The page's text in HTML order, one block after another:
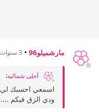
مارشميلو96 • 3 سنوات
أحلى شماليه:
اسمعي احسبك لي
ودي الزق فيكم ....